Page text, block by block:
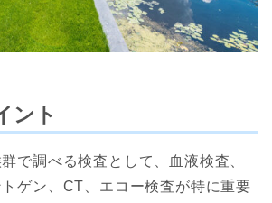
ント
で調べる検査として、血液検査、
ゲン、CT、エコー検査が特に重要